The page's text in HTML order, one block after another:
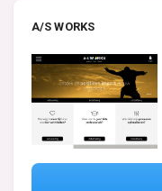
A/S WORKS